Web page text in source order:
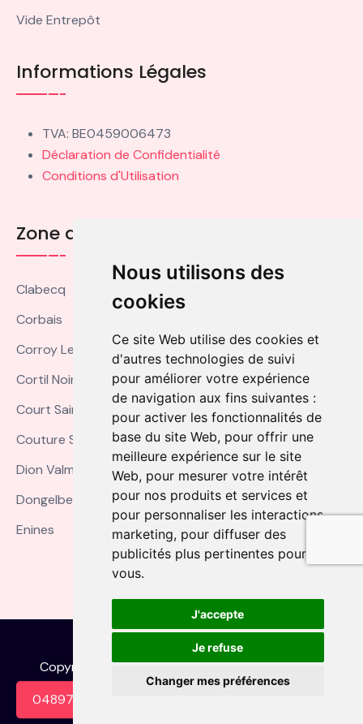
Nous utilisons des
cookies
Ce site Web utilise des cookies et
d'autres technologies de suivi
pour améliorer votre expérience
de navigation aux fins suivantes :
pour activer les fonctionnalités de
base du site Web, pour offrir une
meilleure expérience sur le site
Web, pour mesurer votre intérêt
pour nos produits et services et
pour personnaliser les interactions
marketing, pour diffuser des
publicités plus pertinentes pour
vous.
J'accepte
Je refuse
Changer mes préférences
0489739009
Vide Entrepôt
Informations Légales
TVA: BE0459006473
Déclaration de Confidentialité
Conditions d'Utilisation
Zone de Couverture
Clabecq
Corbais
Corroy Le Grand
Cortil Noirmont
Court Saint Etienne
Couture Saint Germain
Dion Valmont
Dongelberg
Enines
Copyright
2024 aab-services.be. Tous droits
réservés.